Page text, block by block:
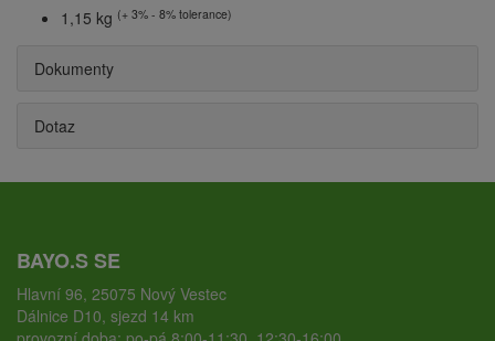
1,15 kg (+ 3% - 8% tolerance)
Dokumenty
Dotaz
BAYO.S SE
Hlavní 96, 25075 Nový Vestec
Dálnice D10, sjezd 14 km